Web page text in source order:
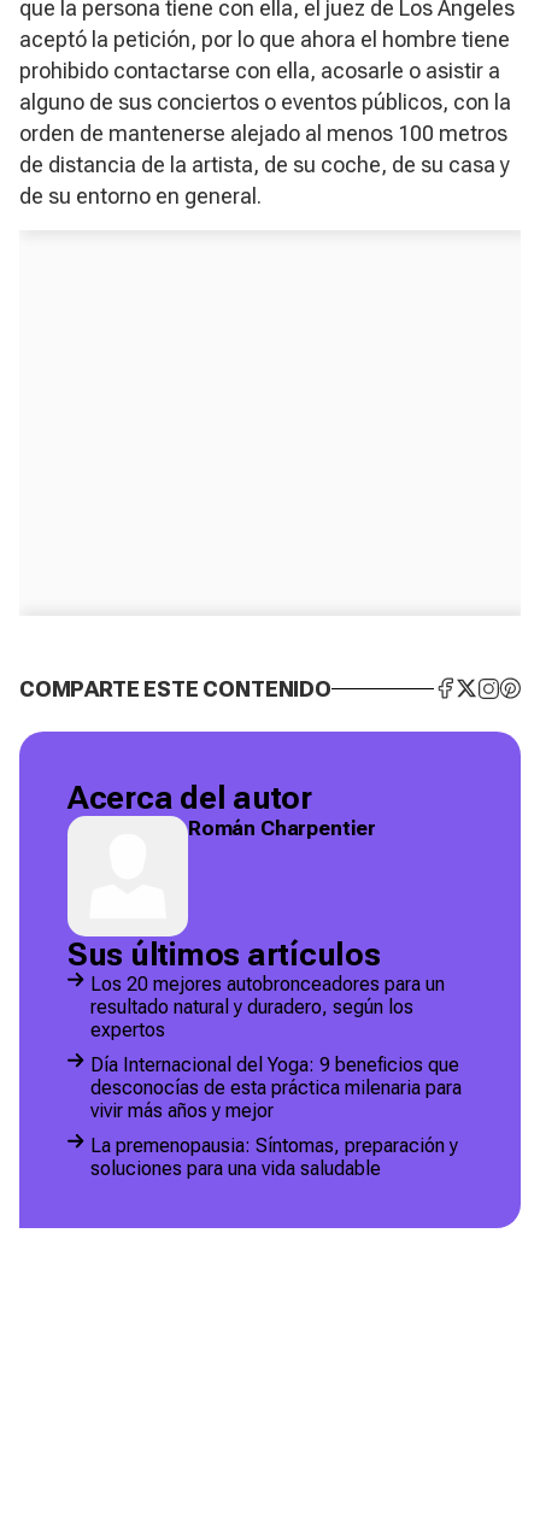
que la persona tiene con ella, el juez de Los Ángeles
aceptó la petición, por lo que ahora el hombre tiene
prohibido contactarse con ella, acosarle o asistir a
alguno de sus conciertos o eventos públicos, con la
orden de mantenerse alejado al menos 100 metros
de distancia de la artista, de su coche, de su casa y
de su entorno en general.
COMPARTE ESTE CONTENIDO
Acerca del autor
Román Charpentier
Sus últimos artículos
Los 20 mejores autobronceadores para un
resultado natural y duradero, según los
expertos
Día Internacional del Yoga: 9 beneficios que
desconocías de esta práctica milenaria para
vivir más años y mejor
La premenopausia: Síntomas, preparación y
soluciones para una vida saludable